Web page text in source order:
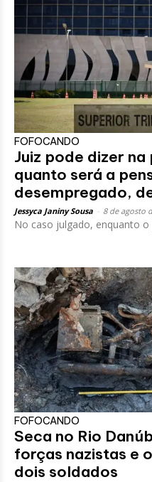
FOFOCANDO
Juiz pode dizer
quanto será a
desempregado,
Jessyca Janiny Sousa 8 de agosto
No caso julgado, enquanto o
FOFOCANDO
Seca no Rio
forças nazistas e
dois soldados